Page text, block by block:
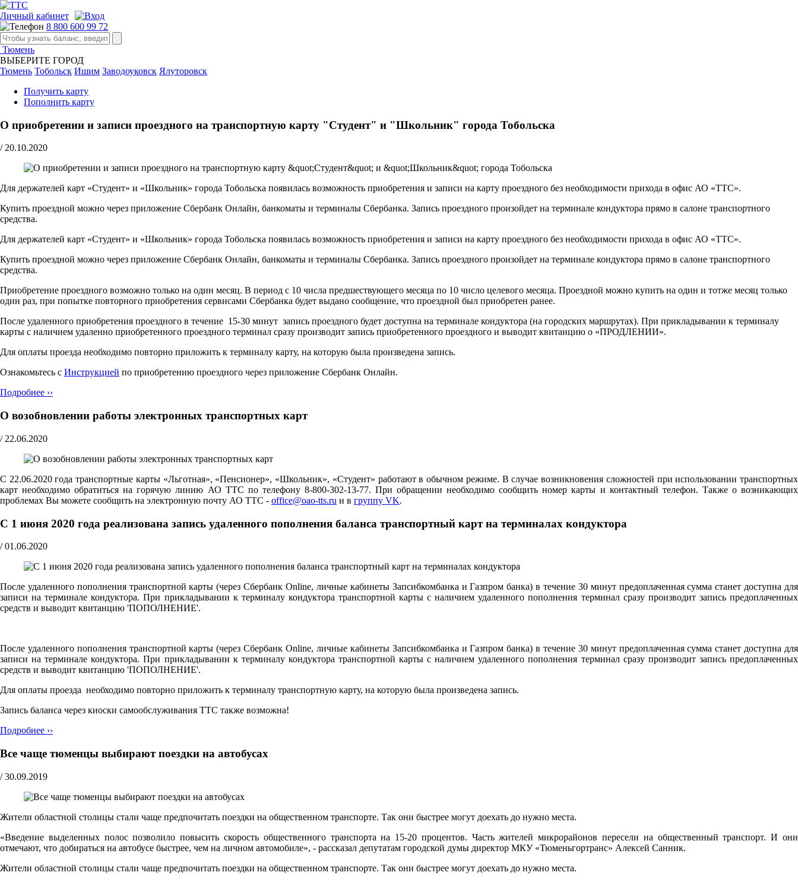
Личный кабинет
8 800 600 99 72
Тюмень
ВЫБЕРИТЕ ГОРОД
Тюмень Тобольск Ишим Заводоуковск Ялуторовск
Получить карту
Пополнить карту
О приобретении и записи проездного на транспортную карту "Студент" и "Школьник" города Тобольска
/ 20.10.2020
Для держателей карт «Студент» и «Школьник» города Тобольска появилась возможность приобретения и записи на карту проездного без необходимости прихода в офис АО «ТТС».
Купить проездной можно через приложение Сбербанк Онлайн, банкоматы и терминалы Сбербанка. Запись проездного произойдет на терминале кондуктора прямо в салоне транспортного
средства.
Для держателей карт «Студент» и «Школьник» города Тобольска появилась возможность приобретения и записи на карту проездного без необходимости прихода в офис АО «ТТС».
Купить проездной можно через приложение Сбербанк Онлайн, банкоматы и терминалы Сбербанка. Запись проездного произойдет на терминале кондуктора прямо в салоне транспортного
средства.
Приобретение проездного возможно только на один месяц. В период с 10 числа предшествующего месяца по 10 число целевого месяца. Проездной можно купить на один и тотже месяц только
один раз, при попытке повторного приобретения сервисами Сбербанка будет выдано сообщение, что проездной был приобретен ранее.
После удаленного приобретения проездного в течение 15-30 минут запись проездного будет доступна на терминале кондуктора (на городских маршрутах). При прикладывании к терминалу
карты с наличием удаленно приобретенного проездного терминал сразу производит запись приобретенного проездного и выводит квитанцию о «ПРОДЛЕНИИ».
Для оплаты проезда необходимо повторно приложить к терминалу карту, на которую была произведена запись.
Ознакомьтесь с Инструкцией по приобретению проездного через приложение Сбербанк Онлайн.
Подробнее ››
О возобновлении работы электронных транспортных карт
/ 22.06.2020
С 22.06.2020 года транспортные карты «Льготная», «Пенсионер», «Школьник», «Студент» работают в обычном режиме. В случае возникновения сложностей при использовании транспортных
карт необходимо обратиться на горячую линию АО ТТС по телефону 8-800-302-13-77. При обращении необходимо сообщить номер карты и контактный телефон. Также о возникающих
проблемах Вы можете сообщить на электронную почту АО ТТС - office@oao-tts.ru и в группу VK.
С 1 июня 2020 года реализована запись удаленного пополнения баланса транспортный карт на терминалах кондуктора
/ 01.06.2020
После удаленного пополнения транспортной карты (через Сбербанк Online, личные кабинеты Запсибкомбанка и Газпром банка) в течение 30 минут предоплаченная сумма станет доступна для
записи на терминале кондуктора. При прикладывании к терминалу кондуктора транспортной карты с наличием удаленного пополнения терминал сразу производит запись предоплаченных
средств и выводит квитанцию 'ПОПОЛНЕНИЕ'.
После удаленного пополнения транспортной карты (через Сбербанк Online, личные кабинеты Запсибкомбанка и Газпром банка) в течение 30 минут предоплаченная сумма станет доступна для
записи на терминале кондуктора. При прикладывании к терминалу кондуктора транспортной карты с наличием удаленного пополнения терминал сразу производит запись предоплаченных
средств и выводит квитанцию 'ПОПОЛНЕНИЕ'.
Для оплаты проезда необходимо повторно приложить к терминалу транспортную карту, на которую была произведена запись.
Запись баланса через киоски самообслуживания ТТС также возможна!
Подробнее ››
Все чаще тюменцы выбирают поездки на автобусах
/ 30.09.2019
Жители областной столицы стали чаще предпочитать поездки на общественном транспорте. Так они быстрее могут доехать до нужно места.
«Введение выделенных полос позволило повысить скорость общественного транспорта на 15-20 процентов. Часть жителей микрорайонов пересели на общественный транспорт. И они
отмечают, что добираться на автобусе быстрее, чем на личном автомобиле», - рассказал депутатам городской думы директор МКУ «Тюменьгортранс» Алексей Санник.
Жители областной столицы стали чаще предпочитать поездки на общественном транспорте. Так они быстрее могут доехать до нужно места.